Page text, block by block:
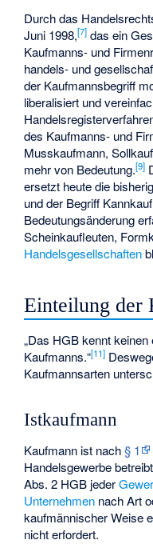
Durch das
Juni 1998,[7] das ein
Kaufmanns- und
handels- und
der Kaufmannsbegriff
liberalisiert und
des Kaufmanns- und
Musskaufmann,
mehr von Bedeutung.[9]
ersetzt heute die
und der Begriff
Bedeutungsänderung
Scheinkaufleuten,
Handelsgesellschaften
Einteilung der
„Das HGB kennt
Kaufmanns.“[11]
Kaufmannsarten
Istkaufmann
Kaufmann ist nach§ 1
Handelsgewerbe
Abs. 2 HGB jeder
Unternehmen nach Art
kaufmännischer Weise
nicht erfordert.